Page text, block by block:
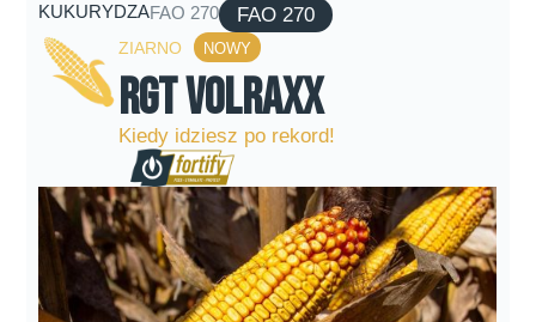
KUKURYDZAFAO 270 FAO 270
ZIARNO NOWY
RGT Volraxx
Kiedy idziesz po rekord!